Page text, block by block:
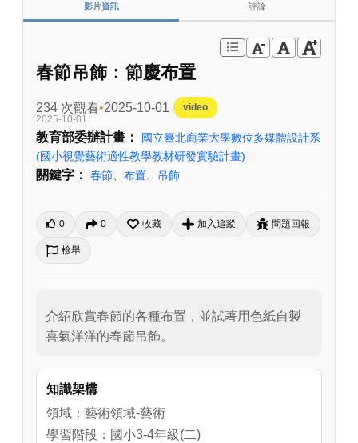
影片資訊 評論
春節吊飾：節慶布置
234 次觀看 2025-10-01
video
2025-10-01
教育部委辦計畫：
國立臺北商業大學數位多媒體設計系
(國小視覺藝術適性教學教材研發實驗計畫)
關鍵字： 春節 布置 吊飾
0 0 收藏 加入追蹤 問題回報
檢舉
介紹欣賞春節的各種布置，並試著用色紙自製
喜氣洋洋的春節吊飾。
知識架構
領域：藝術領域-藝術
學習階段：國小3-4年級(二)